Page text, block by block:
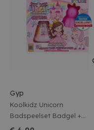
Gyp
Koolkidz Unicorn
Badspeelset Badgel +
Waterspuit